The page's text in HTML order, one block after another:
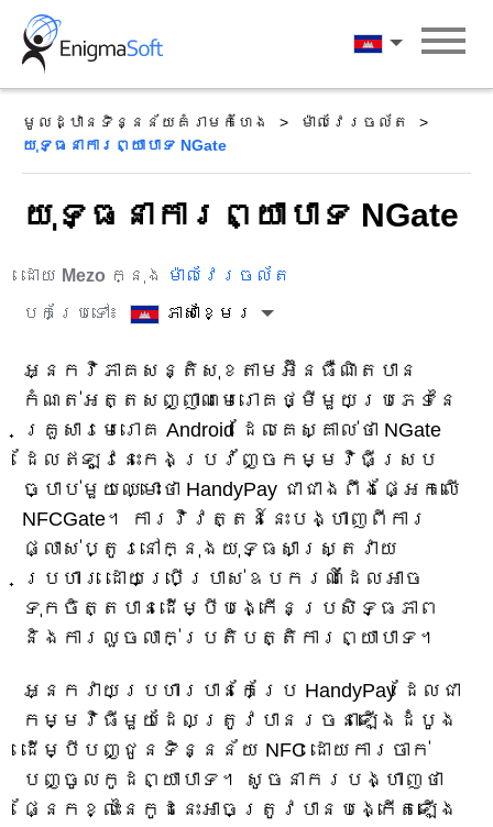
Skip
content
ភាសាខ្មែរ
មូលដ្ឋានទិន្នន័យគំរាមកំហែង
ម៉ាលវែរចល័ត
យុទ្ធនាការព្យាបាទ NGate
យុទ្ធនាការព្យាបាទ NGate
ដោយ Mezo ក្នុង
ម៉ាលវែរចល័ត
បកប្រែទៅ៖
ភាសាខ្មែរ
អ្នកវិភាគសន្តិសុខតាមអ៊ីនធឺណិតបាន
កំណត់អត្តសញ្ញាណមេរោគថ្មីមួយប្រភេទនៃ
គ្រួសារមេរោគ Android ដែលគេស្គាល់ថា NGate
ដែលឥឡូវនេះកេងប្រវ័ញ្ចកម្មវិធីស្រប
ច្បាប់មួយឈ្មោះថា HandyPay ជាជាងពឹងផ្អែកលើ
NFCGate។ ការវិវត្តន៍នេះបង្ហាញពីការ
ផ្លាស់ប្តូរនៅក្នុងយុទ្ធសាស្ត្រវាយ
ប្រហារ ដោយប្រើប្រាស់ឧបករណ៍ដែលអាច
ទុកចិត្តបានដើម្បីបង្កើនប្រសិទ្ធភាព
និងការលួចលាក់ប្រតិបត្តិការព្យាបាទ។
អ្នកវាយប្រហារបានកែប្រែ HandyPay ដែលជា
កម្មវិធីមួយដែលត្រូវបានរចនាឡើងដំបូង
ដើម្បីបញ្ជូនទិន្នន័យ NFC ដោយការចាក់
បញ្ចូលកូដព្យាបាទ។ សូចនាករបង្ហាញថា
ផ្នែកខ្លះនៃកូដនេះអាចត្រូវបានបង្កើតឡើង